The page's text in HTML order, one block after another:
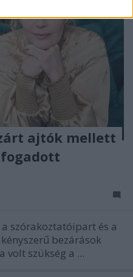
ajtók mellett
fogadott
szórakoztatóipart és a
bezárások
szükség a ...